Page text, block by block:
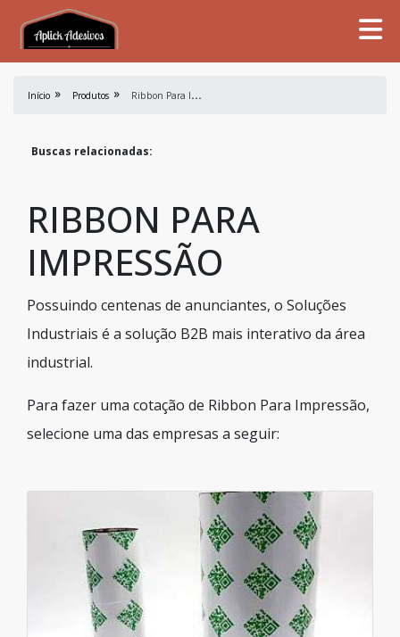
Início Produtos R
ibbon Para Impressão
Buscas relacionadas:
RIBBON PARA
IMPRESSÃO
Possuindo centenas de anunciantes, o Soluções
Industriais é a solução B2B mais interativo da área
industrial.
Para fazer uma cotação de Ribbon Para Impressão,
selecione uma das empresas a seguir: